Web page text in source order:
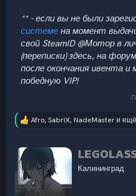
** - если вы не были
системе на момент
свой SteamID @Мотор в
(переписки) здесь, на
после окончания ивента
победную VIP!
Р
ц
и
и
:
Afro,SabriX, NadeMasterи
А
в
тКалининград